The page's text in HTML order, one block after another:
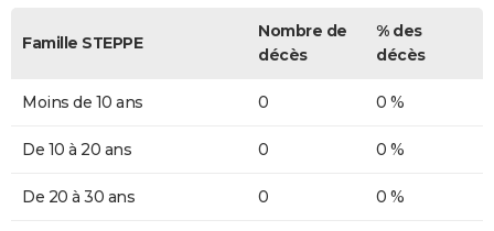
Famille STEPPE
Nombre de
décès
% des
décès
Moins de 10 ans 0 0 %
De 10 à 20 ans 0 0 %
De 20 à 30 ans 0 0 %